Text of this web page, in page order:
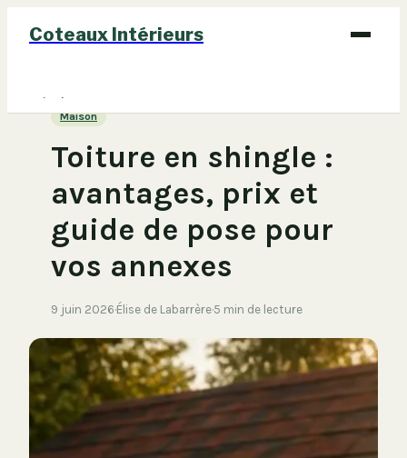
Coteaux Intérieurs
Bricolage
Maison
Maison
Toiture en shingle :
avantages, prix et
guide de pose pour
vos annexes
9 juin 2026·Élise de Labarrère·5 min de lecture